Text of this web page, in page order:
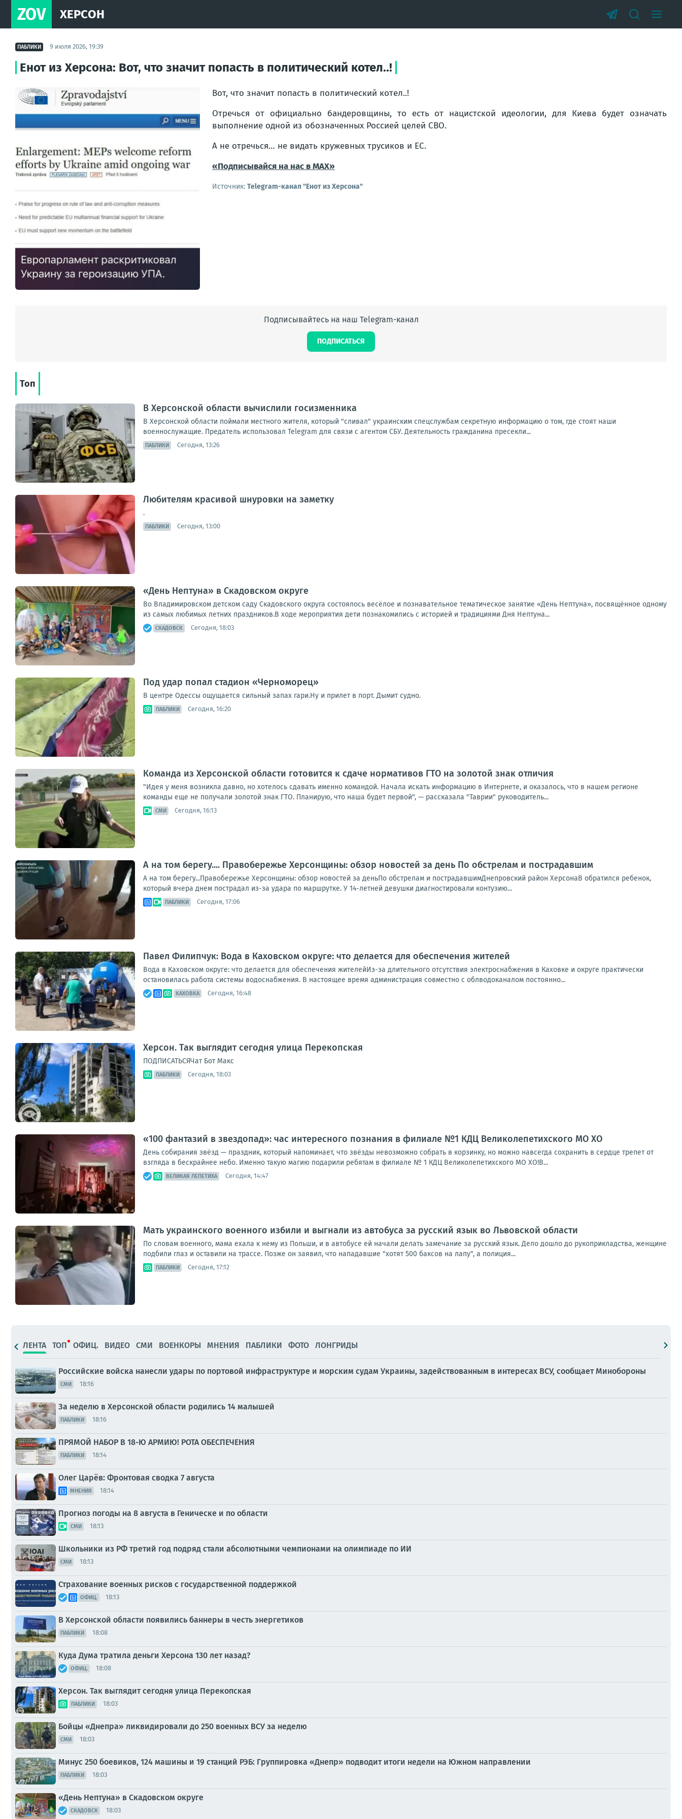
ZOV ХЕРСОН
ПАБЛИКИ 9 июля 2026, 19:39
Енот из Херсона: Вот, что значит попасть в политический котел..!
Вот, что значит попасть в политический котел..!
Отречься от официально бандеровщины, то есть от нацистской идеологии, для Киева будет означать
выполнение одной из обозначенных Россией целей СВО.
А не отречься… не видать кружевных трусиков и ЕС.
«Подписывайся на нас в MAX»
Источник: Telegram-канал "Енот из Херсона"
Подписывайтесь на наш Telegram-канал
ПОДПИСАТЬСЯ
Топ
В Херсонской области вычислили госизменника
В Херсонской области поймали местного жителя, который "сливал" украинским спецслужбам секретную информацию о том, где стоят наши
военнослужащие. Предатель использовал Telegram для связи с агентом СБУ. Деятельность гражданина пресекли...
ПАБЛИКИ Сегодня, 13:26
Любителям красивой шнуровки на заметку
.
ПАБЛИКИ Сегодня, 13:00
«День Нептуна» в Скадовском округе
Во Владимировском детском саду Скадовского округа состоялось весёлое и познавательное тематическое занятие «День Нептуна», посвящённое одному
из самых любимых летних праздников.В ходе мероприятия дети познакомились с историей и традициями Дня Нептуна...
СКАДОВСК Сегодня, 18:03
Под удар попал стадион «Черноморец»
В центре Одессы ощущается сильный запах гари.Ну и прилет в порт. Дымит судно.
ПАБЛИКИ Сегодня, 16:20
Команда из Херсонской области готовится к сдаче нормативов ГТО на золотой знак отличия
"Идея у меня возникла давно, но хотелось сдавать именно командой. Начала искать информацию в Интернете, и оказалось, что в нашем регионе
команды еще не получали золотой знак ГТО. Планирую, что наша будет первой", — рассказала "Таврии" руководитель...
СМИ Сегодня, 16:13
А на том берегу.... Правобережье Херсонщины: обзор новостей за день По обстрелам и пострадавшим
А на том берегу...Правобережье Херсонщины: обзор новостей за деньПо обстрелам и пострадавшимДнепровский район ХерсонаВ обратился ребенок,
который вчера днем пострадал из-за удара по маршрутке. У 14-летней девушки диагностировали контузию...
ПАБЛИКИ Сегодня, 17:06
Павел Филипчук: Вода в Каховском округе: что делается для обеспечения жителей
Вода в Каховском округе: что делается для обеспечения жителейИз-за длительного отсутствия электроснабжения в Каховке и округе практически
остановилась работа системы водоснабжения. В настоящее время администрация совместно с облводоканалом постоянно...
КАХОВКА Сегодня, 16:48
Херсон. Так выглядит сегодня улица Перекопская
ПОДПИСАТЬСЯЧат Бот Макс
ПАБЛИКИ Сегодня, 18:03
«100 фантазий в звездопад»: час интересного познания в филиале №1 КДЦ Великолепетихского МО ХО
День собирания звёзд — праздник, который напоминает, что звёзды невозможно собрать в корзинку, но можно навсегда сохранить в сердце трепет от
взгляда в бескрайнее небо. Именно такую магию подарили ребятам в филиале № 1 КДЦ Великолепетихского МО ХО!В...
ВЕЛИКАЯ ЛЕПЕТИХА Сегодня, 14:47
Мать украинского военного избили и выгнали из автобуса за русский язык во Львовской области
По словам военного, мама ехала к нему из Польши, и в автобусе ей начали делать замечание за русский язык. Дело дошло до рукоприкладства, женщине
подбили глаз и оставили на трассе. Позже он заявил, что нападавшие "хотят 500 баксов на лапу", а полиция...
ПАБЛИКИ Сегодня, 17:12
ЛЕНТА ТОП ОФИЦ. ВИДЕО СМИ ВОЕНКОРЫ МНЕНИЯ ПАБЛИКИ ФОТО ЛОНГРИДЫ
Российские войска нанесли удары по портовой инфраструктуре и морским судам Украины, задействованным в интересах ВСУ, сообщает Минобороны
СМИ 18:16
За неделю в Херсонской области родились 14 малышей
ПАБЛИКИ 18:16
ПРЯМОЙ НАБОР В 18-Ю АРМИЮ! РОТА ОБЕСПЕЧЕНИЯ
ПАБЛИКИ 18:14
Олег Царёв: Фронтовая сводка 7 августа
МНЕНИЯ 18:14
Прогноз погоды на 8 августа в Геническе и по области
СМИ 18:13
Школьники из РФ третий год подряд стали абсолютными чемпионами на олимпиаде по ИИ
СМИ 18:13
Страхование военных рисков с государственной поддержкой
ОФИЦ. 18:13
В Херсонской области появились баннеры в честь энергетиков
ПАБЛИКИ 18:08
Куда Дума тратила деньги Херсона 130 лет назад?
ОФИЦ. 18:08
Херсон. Так выглядит сегодня улица Перекопская
ПАБЛИКИ 18:03
Бойцы «Днепра» ликвидировали до 250 военных ВСУ за неделю
СМИ 18:03
Минус 250 боевиков, 124 машины и 19 станций РЭБ: Группировка «Днепр» подводит итоги недели на Южном направлении
ПАБЛИКИ 18:03
«День Нептуна» в Скадовском округе
СКАДОВСК 18:03